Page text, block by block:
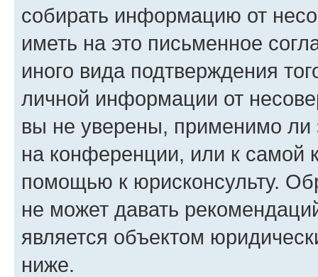
собирать информацию от
иметь на это письменное
иного вида подтверждения
личной информации от
вы не уверены, применимо ли
на конференции, или к самой
помощью к юрисконсульту.
не может давать
является объектом
ниже.